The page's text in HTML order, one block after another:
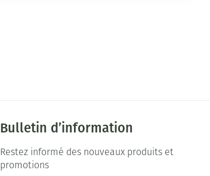
Bulletin d’information
Restez informé des nouveaux produits et
promotions